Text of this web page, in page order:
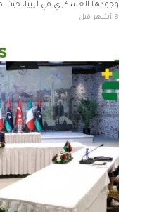
وجودها العسكري في ليبيا، حيث
عامين للإبقاء على قواتها في
8 أشهر قبل